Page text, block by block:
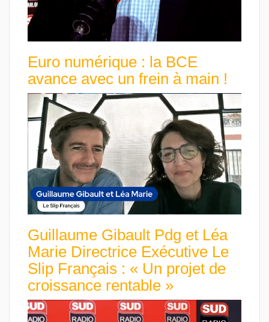
Euro numérique : la BCE
avance avec un frein à main !
Guillaume Gibault Pdg et Léa
Marie Directrice Exécutive Le
Slip Français : « Un projet de
croissance rentable »